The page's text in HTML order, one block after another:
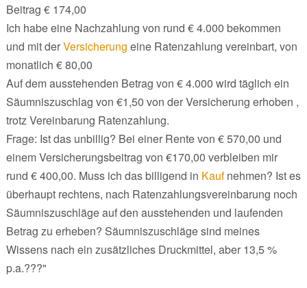
Beitrag € 174,00
Ich habe eine Nachzahlung von rund € 4.000 bekommen
und mit derVersicherung eine Ratenzahlung vereinbart, von
monatlich € 80,00
Auf dem ausstehenden Betrag von € 4.000 wird täglich ein
Säumniszuschlag von €1,50 von der Versicherung erhoben ,
trotz Vereinbarung Ratenzahlung.
Frage: Ist das unbillig? Bei einer Rente von € 570,00 und
einem Versicherungsbeitrag von €170,00 verbleiben mir
rund € 400,00. Muss ich das billigend in Kaufnehmen? Ist es
überhaupt rechtens, nach Ratenzahlungsvereinbarung noch
Säumniszuschläge auf den ausstehenden und laufenden
Betrag zu erheben? Säumniszuschläge sind meines
Wissens nach ein zusätzliches Druckmittel, aber 13,5 %
p.a.???"